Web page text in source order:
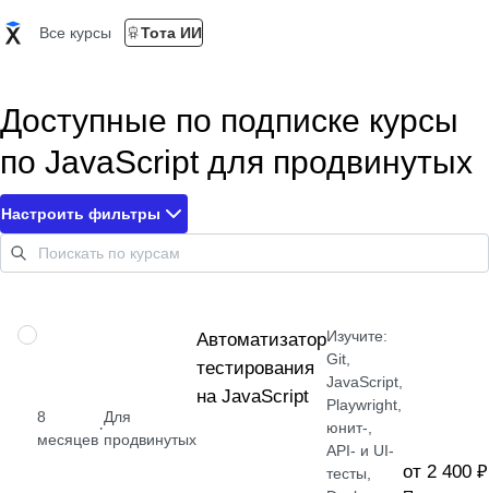
Все курсы Тота ИИ
Доступные по подписке курсы
по JavaScript для продвинутых
Настроить фильтры
ПРОФЕССИЯ
8
месяцев
·
Для
продвинутых
Автоматизатор
тестирования
на JavaScript
Изучите:
Git,
JavaScript,
Playwright,
юнит-,
API- и UI-
тесты,
от 2 400 ₽